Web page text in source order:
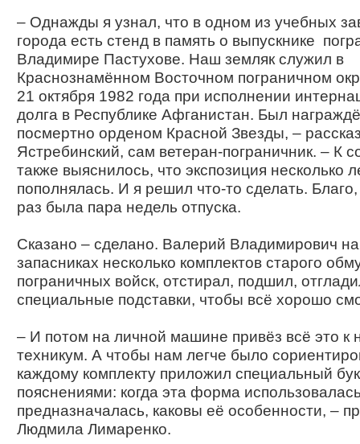
– Однажды я узнал, что в одном из учебных
города есть стенд в память о выпускнике
Владимире Пастухове. Наш земляк служил в
Краснознамённом Восточном пограничном
21 октября 1982 года при исполнении
долга в Республике Афгани­стан. Был
посмертно орденом Красной Звезды, –
Ястребинский, сам ветеран-пограничник. – К
также выяснилось, что экспозиция несколько
пополнялась. И я решил что-то сделать.
раз была пара недель отпуска.
Сказано – сделано. Валерий Владимирович
запасниках несколько комплектов старого
пограничных войск, отстирал, подшил,
специальные подставки, чтобы всё хорошо
– И потом на личной машине привёз всё это к
техникум. А чтобы нам легче было
каждому комплекту приложил специальный
пояснениями: когда эта форма
предназначалась, каковы её особенности, –
Людмила Лимаренко.